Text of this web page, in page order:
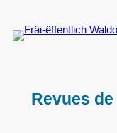
au
contenu
Revues